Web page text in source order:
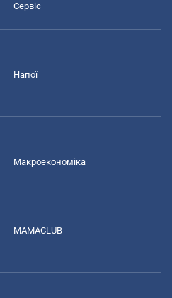
Сервіс
Напої
Макроекономіка
MAMACLUB